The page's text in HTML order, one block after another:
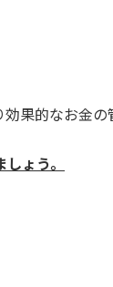
果的なお金の
ょう。